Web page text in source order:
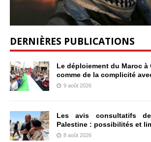
DERNIÈRES PUBLICATIONS
Le déploiement du Maroc à
comme de la complicité
9 août 2026
Les avis consultatifs
Palestine : possibilités et
8 août 2026